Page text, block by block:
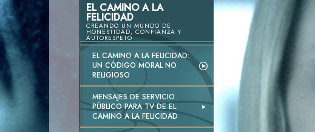
EL CAMINO A LA
FELICIDAD
CREANDO UN MUNDO DE
HONESTIDAD, CONFIANZA Y
AUTORESPETO
EL CAMINO A LA FELICIDAD:
UN CÓDIGO MORAL NO
RELIGIOSO
MENSAJES DE SERVICIO
PÚBLICO PARA TV DE EL
CAMINO A LA FELICIDAD